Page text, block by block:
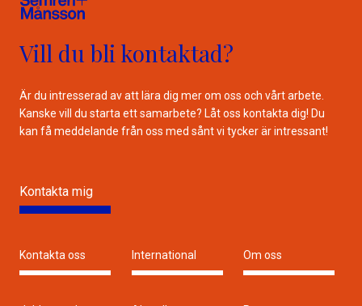
Vill du bli kontaktad?
Är du intresserad av att lära dig mer om oss och vårt arbete.
Kanske vill du starta ett samarbete? Låt oss kontakta dig! Du
kan få meddelande från oss med sånt vi tycker är intressant!
Kontakta mig
Kontakta oss International Om oss